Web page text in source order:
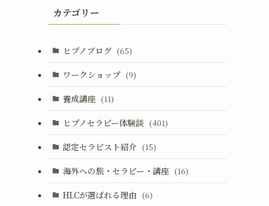
カテゴリー
ヒプノブログ (65)
ワークショップ (9)
養成講座 (11)
ヒプノセラピー体験談 (401)
認定セラピスト紹介 (15)
海外への旅・セラピー・講座 (16)
HLCが選ばれる理由 (6)